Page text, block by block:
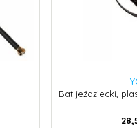
Bat jeździecki,
28,